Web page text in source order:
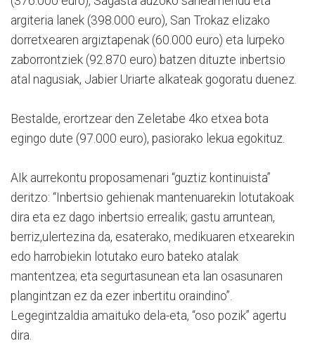
argiteria lanek (398.000 euro), San Trokaz elizako
dorretxearen argiztapenak (60.000 euro) eta lurpeko
zaborrontziek (92.870 euro) batzen dituzte inbertsio
atal nagusiak, Jabier Uriarte alkateak gogoratu duenez.
Bestalde, erortzear den Zeletabe 4ko etxea bota
egingo dute (97.000 euro), pasiorako lekua egokituz.
AIk aurrekontu proposamenari “guztiz kontinuista”
deritzo: “Inbertsio gehienak mantenuarekin lotutakoak
dira eta ez dago inbertsio errealik; gastu arruntean,
berriz,ulertezina da, esaterako, medikuaren etxearekin
edo harrobiekin lotutako euro bateko atalak
mantentzea; eta segurtasunean eta lan osasunaren
plangintzan ez da ezer inbertitu oraindino”.
Legegintzaldia amaituko dela-eta, “oso pozik” agertu
dira.